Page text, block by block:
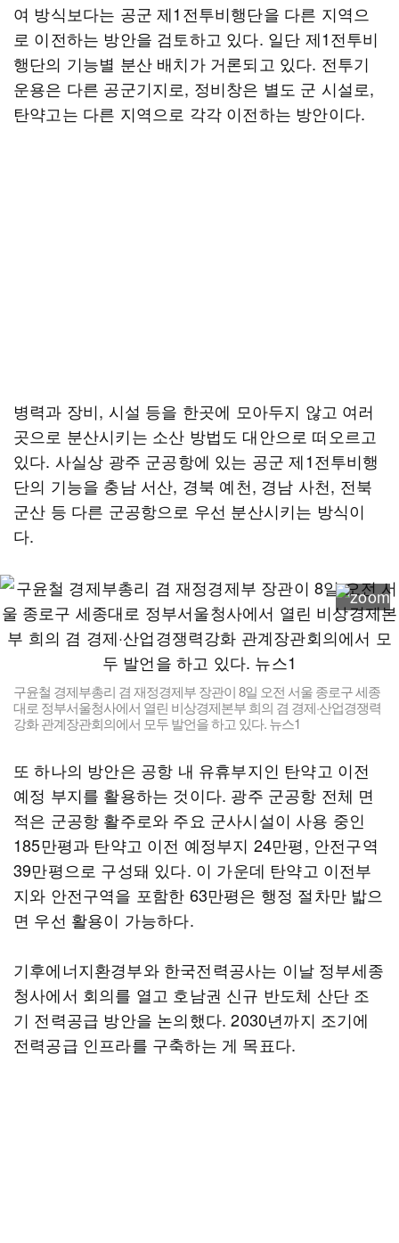
여 방식보다는 공군 제1전투비행단을 다른 지역으
로 이전하는 방안을 검토하고 있다. 일단 제1전투비
행단의 기능별 분산 배치가 거론되고 있다. 전투기
운용은 다른 공군기지로, 정비창은 별도 군 시설로,
탄약고는 다른 지역으로 각각 이전하는 방안이다.
병력과 장비, 시설 등을 한곳에 모아두지 않고 여러
곳으로 분산시키는 소산 방법도 대안으로 떠오르고
있다. 사실상 광주 군공항에 있는 공군 제1전투비행
단의 기능을 충남 서산, 경북 예천, 경남 사천, 전북
군산 등 다른 군공항으로 우선 분산시키는 방식이
다.
구윤철 경제부총리 겸 재정경제부 장관이 8일 오전 서울 종로구 세종
대로 정부서울청사에서 열린 비상경제본부 희의 겸 경제·산업경쟁력
강화 관계장관회의에서 모두 발언을 하고 있다. 뉴스1
또 하나의 방안은 공항 내 유휴부지인 탄약고 이전
예정 부지를 활용하는 것이다. 광주 군공항 전체 면
적은 군공항 활주로와 주요 군사시설이 사용 중인
185만평과 탄약고 이전 예정부지 24만평, 안전구역
39만평으로 구성돼 있다. 이 가운데 탄약고 이전부
지와 안전구역을 포함한 63만평은 행정 절차만 밟으
면 우선 활용이 가능하다.
기후에너지환경부와 한국전력공사는 이날 정부세종
청사에서 회의를 열고 호남권 신규 반도체 산단 조
기 전력공급 방안을 논의했다. 2030년까지 조기에
전력공급 인프라를 구축하는 게 목표다.